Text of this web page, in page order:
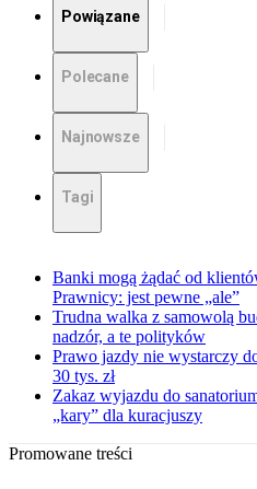
Powiązane
Polecane
Najnowsze
Tagi
Banki mogą żądać od
Prawnicy: jest pewne „ale”
Trudna walka z samowolą
nadzór, a te polityków
Prawo jazdy nie wystarczy
30 tys. zł
Zakaz wyjazdu do
„kary” dla kuracjuszy
Promowane treści